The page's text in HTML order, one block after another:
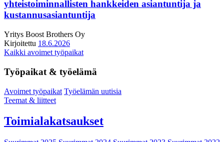
yhteistoiminnallisten hankkeiden asiantuntija ja
kustannusasiantuntija
Yritys Boost Brothers Oy
Kirjoitettu 18.6.2026
Kaikki avoimet työpaikat
Työpaikat & työelämä
Avoimet työpaikat Työelämän uutisia
Teemat & liitteet
Toimialakatsaukset